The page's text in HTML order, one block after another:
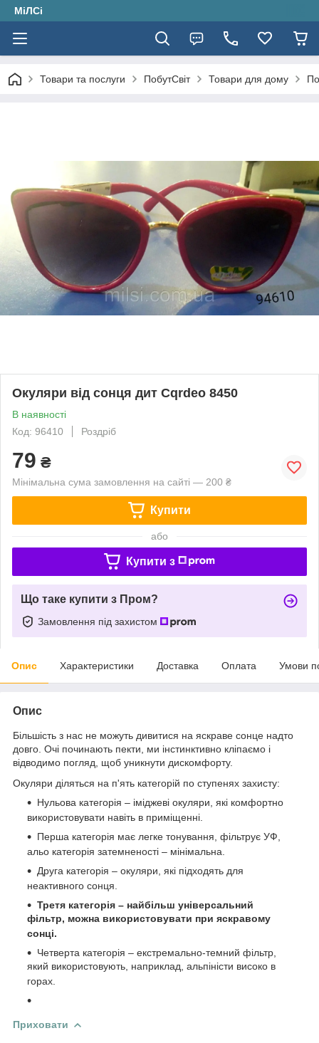
МіЛСі
Товари та послуги ПобутСвіт Товари для дому
Окуляри від сонця дит Cqrdeo 8450
В наявності
Код: 96410
Роздріб
79 ₴
Мінімальна сума замовлення на сайті — 200 ₴
Купити
або
Купити з
Що таке купити з Пром?
Замовлення під захистом
Опис Характеристики Доставка Оплата Умови
Опис
Більшість з нас не можуть дивитися на яскраве сонце надто
довго. Очі починають пекти, ми інстинктивно кліпаємо і
відводимо погляд, щоб уникнути дискомфорту.
Окуляри діляться на п'ять категорій по ступенях захисту:
Нульова категорія – іміджеві окуляри, які комфортно
використовувати навіть в приміщенні.
Перша категорія має легке тонування, фільтрує УФ,
альо категорія затемненості – мінімальна.
Друга категорія – окуляри, які підходять для
неактивного сонця.
Третя категорія – найбільш універсальний
фільтр, можна використовувати при яскравому
сонці.
Четверта категорія – екстремально-темний фільтр,
який використовують, наприклад, альпіністи високо в
горах.
Приховати